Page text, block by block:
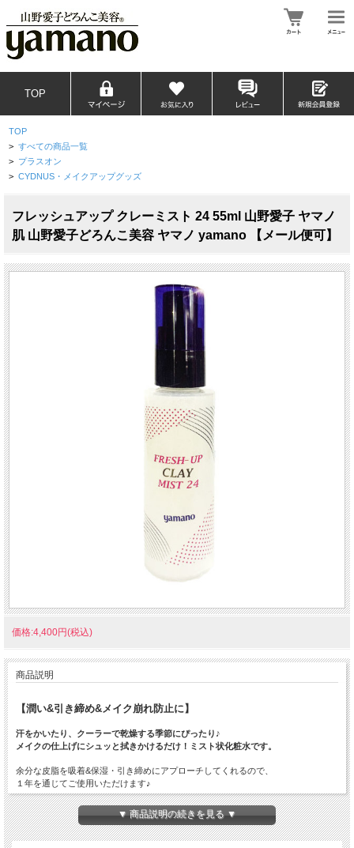
TOP
TOP
> すべての商品一覧
> プラスオン
> CYDNUS・メイクアップグッズ
フレッシュアップ クレーミスト 24 55ml 山野愛子 ヤマノ
肌 山野愛子どろんこ美容 ヤマノ yamano 【メール便可】
価格:4,400円(税込)
商品説明
【潤い&引き締め&メイク崩れ防止に】
汗をかいたり、クーラーで乾燥する季節にぴったり♪
メイクの仕上げにシュッと拭きかけるだけ！ミスト状化粧水です。
余分な皮脂を吸着&保湿・引き締めにアプローチしてくれるので、
１年を通じてご使用いただけます♪
【特徴】
○メイクの上から潤いをプラス
○余分な皮脂を吸着
▼ 商品説明の続きを見る ▼